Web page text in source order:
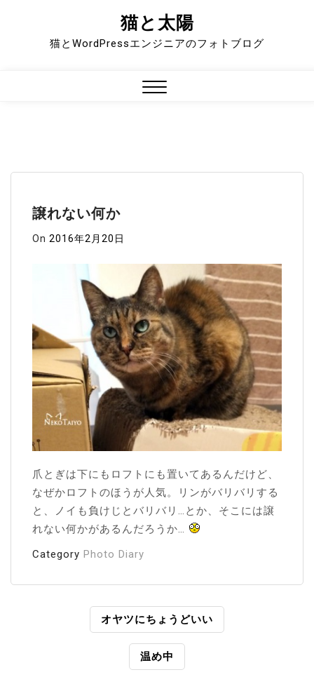
猫と太陽
猫とWordPressエンジニアのフォトブログ
譲れない何か
On 2016年2月20日
爪とぎは下にもロフトにも置いてあるんだけど、
なぜかロフトのほうが人気。リンがバリバリする
と、ノイも負けじとバリバリ…とか、そこには譲
れない何かがあるんだろうか…
Category Photo Diary
オヤツにちょうどいい
温め中